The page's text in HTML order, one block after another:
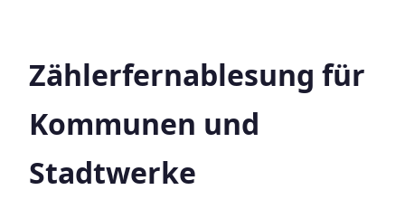
Zählerfernablesung für
Kommunen und
Stadtwerke